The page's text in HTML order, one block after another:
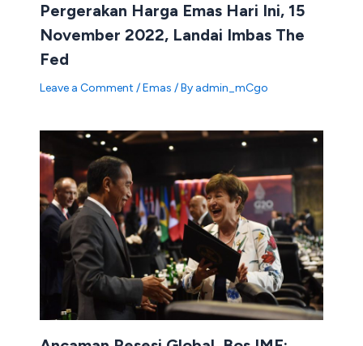
Pergerakan Harga Emas Hari Ini, 15
November 2022, Landai Imbas The
Fed
Leave a Comment /Emas / By admin_mCgo